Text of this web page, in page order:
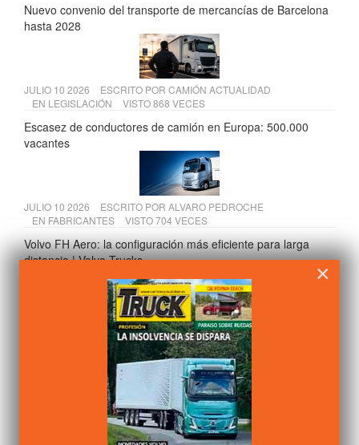
Nuevo convenio del transporte de mercancías de Barcelona
hasta 2028
JULIO 10 2026 ESCRITO POR CAMIÓN ACTUALIDAD
EN LEGISLACIÓN VISTO 868 VECES
Escasez de conductores de camión en Europa: 500.000
vacantes
JULIO 10 2026 ESCRITO POR ALVARO PEDROCHE
EN FABRICANTES VISTO 704 VECES
Volvo FH Aero: la configuración más eficiente para larga
distancia | Volvo Trucks
ESCRITO PORALVARO PEDROCHE
FABRICANTES VISTO 657 VECES
Scania presenta sus soluciones para construcción en Osuna
ESCRITO PORCAMIÓN ACTUALIDAD
×